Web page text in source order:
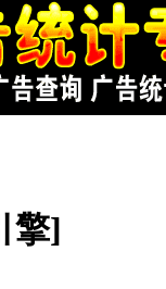
擎]